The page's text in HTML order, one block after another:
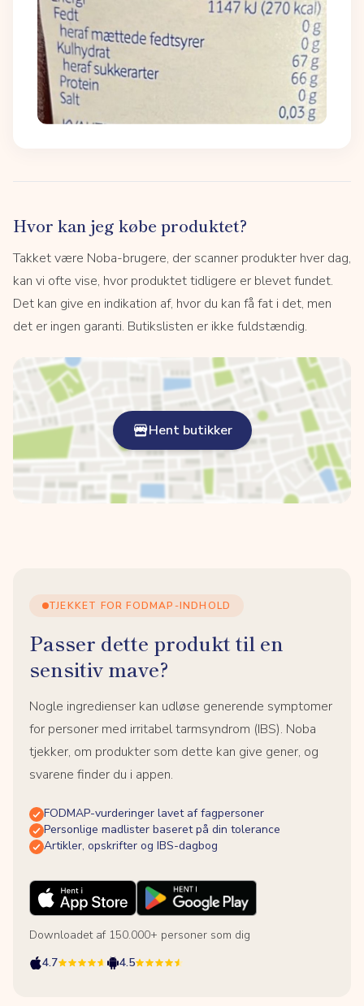
Hvor kan jeg købe produktet?
Takket være Noba-brugere, der scanner produkter hver dag,
kan vi ofte vise, hvor produktet tidligere er blevet fundet.
Det kan give en indikation af, hvor du kan få fat i det, men
det er ingen garanti. Butikslisten er ikke fuldstændig.
Hent butikker
TJEKKET FOR FODMAP-INDHOLD
Passer dette produkt til en
sensitiv mave?
Nogle ingredienser kan udløse generende symptomer
for personer med irritabel tarmsyndrom (IBS). Noba
tjekker, om produkter som dette kan give gener, og
svarene finder du i appen.
FODMAP-vurderinger lavet af fagpersoner
Personlige madlister baseret på din tolerance
Artikler, opskrifter og IBS-dagbog
Downloadet af 150.000+ personer som dig
4.7
4.5